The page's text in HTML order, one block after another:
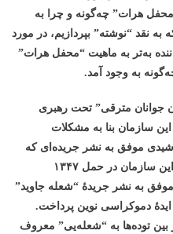
هرات” چه‌گونه و چرا به
به نقد “نوشته” بپردازیم، در مورد
به‌تر به ماهیت “محفل هرات”
به وجود آمد.
“سازمان جوانان مترقی” تحت رهبری
این سازمان بنا به مشکلات
که داشت تا سال ۱۳۴۷ خورشیدی موفق به نشر جریده‌ای که
بیان‌گر اهداف سازمان باشد، نگردید. این سازمان در حمل ۱۳۴۷
به نشر جریدۀ “شعله جاوید”
ایدۀ دموکراسی نوین پرداخت.
بین توده‌ها به “شعله‌یی” معروف